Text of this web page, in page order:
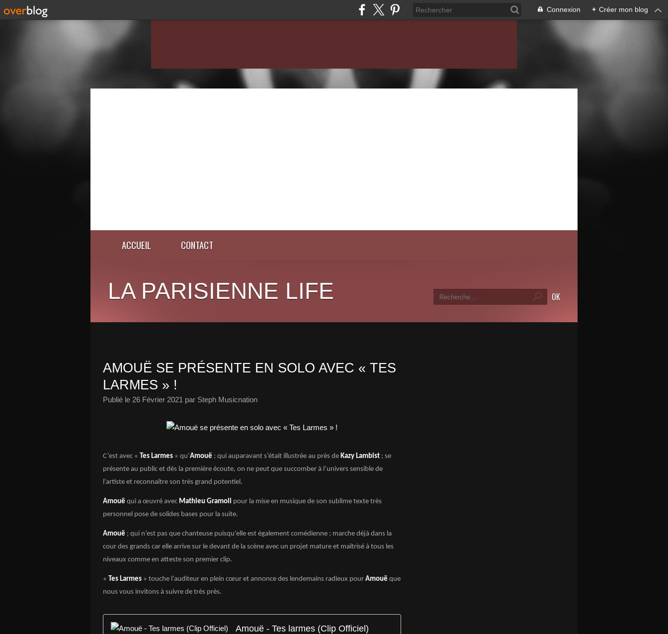
Connexion + Créer mon blog
ACCUEIL CONTACT
LA PARISIENNE LIFE
AMOUË SE PRÉSENTE EN SOLO AVEC « TES
LARMES » !
Publié le 26 Février 2021 par Steph Musicnation
C’est avec « Tes Larmes » qu’Amouë ; qui auparavant s’était illustrée au près de Kazy Lambist ; se
présente au public et dès la première écoute, on ne peut que succomber à l’univers sensible de
l’artiste et reconnaître son très grand potentiel.
Amouë qui a œuvré avec Mathieu Gramoli pour la mise en musique de son sublime texte très
personnel pose de solides bases pour la suite.
Amouë ; qui n’est pas que chanteuse puisqu’elle est également comédienne ; marche déjà dans la
cour des grands car elle arrive sur le devant de la scène avec un projet mature et maîtrisé à tous les
niveaux comme en atteste son premier clip.
« Tes Larmes » touche l’auditeur en plein cœur et annonce des lendemains radieux pour Amouë que
nous vous invitons à suivre de très près.
Amouë - Tes larmes (Clip Officiel)